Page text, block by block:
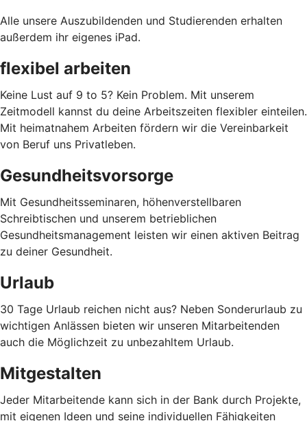
Alle unsere Auszubildenden und Studierenden erhalten
außerdem ihr eigenes iPad.
flexibel arbeiten
Keine Lust auf 9 to 5? Kein Problem. Mit unserem
Zeitmodell kannst du deine Arbeitszeiten flexibler einteilen.
Mit heimatnahem Arbeiten fördern wir die Vereinbarkeit
von Beruf uns Privatleben.
Gesundheitsvorsorge
Mit Gesundheitsseminaren, höhenverstellbaren
Schreibtischen und unserem betrieblichen
Gesundheitsmanagement leisten wir einen aktiven Beitrag
zu deiner Gesundheit.
Urlaub
30 Tage Urlaub reichen nicht aus? Neben Sonderurlaub zu
wichtigen Anlässen bieten wir unseren Mitarbeitenden
auch die Möglichzeit zu unbezahltem Urlaub.
Mitgestalten
Jeder Mitarbeitende kann sich in der Bank durch Projekte,
mit eigenen Ideen und seine individuellen Fähigkeiten